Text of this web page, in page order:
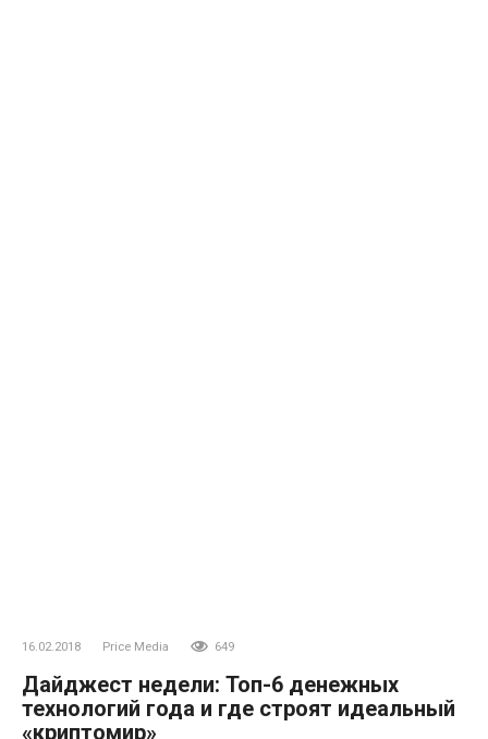
16.02.2018 Price Media 649
Дайджест недели: Топ-6 денежных
технологий года и где строят идеальный
«криптомир»